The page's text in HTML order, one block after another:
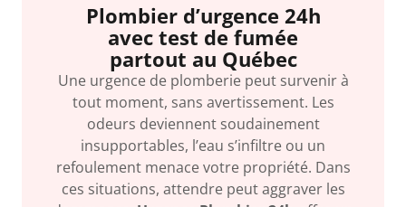
Plombier d’urgence 24h
avec test de fumée
partout au Québec
Une urgence de plomberie peut survenir à
tout moment, sans avertissement. Les
odeurs deviennent soudainement
insupportables, l’eau s’infiltre ou un
refoulement menace votre propriété. Dans
ces situations, attendre peut aggraver les